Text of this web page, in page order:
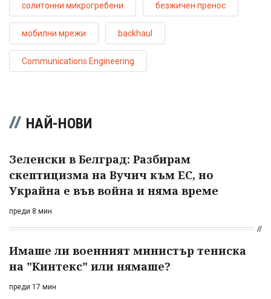
солитонни микрогребени безжичен пренос
мобилни мрежи backhaul
Communications Engineering
НАЙ-НОВИ
Зеленски в Белград: Разбирам
скептицизма на Вучич към ЕС, но
Украйна е във война и няма време
преди 8 мин
Имаше ли военният министър тениска
на "Кинтекс" или нямаше?
преди 17 мин